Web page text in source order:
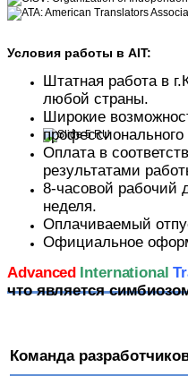
Успехов!
Условия работы в AIT:
Штатная работа в
любой страны.
Широкие
профессионального
Оплата в
результатами
8-часовой рабочий
неделя.
Оплачиваемый
Официальное
Advanced
International
что является
Команда